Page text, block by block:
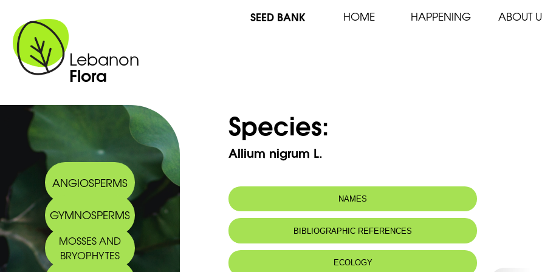
Lebanon
Flora
SEED BANK HOME HAPPENING ABOUT
ANGIOSPERMS
GYMNOSPERMS
MOSSES AND
BRYOPHYTES
Species:
Allium nigrum L.
NAMES
Common name: Black garlic - Ail noir
Arabic name: ثوم أسود
BIBLIOGRAPHIC REFERENCES
ECOLOGY